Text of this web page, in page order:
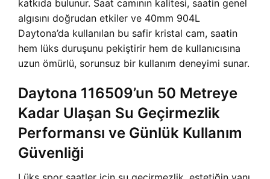
katkıda bulunur. Saat camının kalitesi, saatin genel
algısını doğrudan etkiler ve 40mm 904L
Daytona’da kullanılan bu safir kristal cam, saatin
hem lüks duruşunu pekiştirir hem de kullanıcısına
uzun ömürlü, sorunsuz bir kullanım deneyimi sunar.
Daytona 116509’un 50 Metreye
Kadar Ulaşan Su Geçirmezlik
Performansı ve Günlük Kullanım
Güvenliği